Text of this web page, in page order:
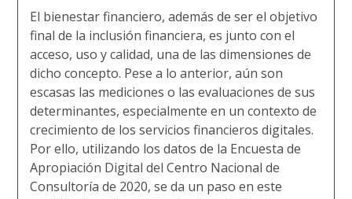
El bienestar financiero, además de ser el objetivo
final de la inclusión financiera, es junto con el
acceso, uso y calidad, una de las dimensiones de
dicho concepto. Pese a lo anterior, aún son
escasas las mediciones o las evaluaciones de sus
determinantes, especialmente en un contexto de
crecimiento de los servicios financieros digitales.
Por ello, utilizando los datos de la Encuesta de
Apropiación Digital del Centro Nacional de
Consultoría de 2020, se da un paso en este